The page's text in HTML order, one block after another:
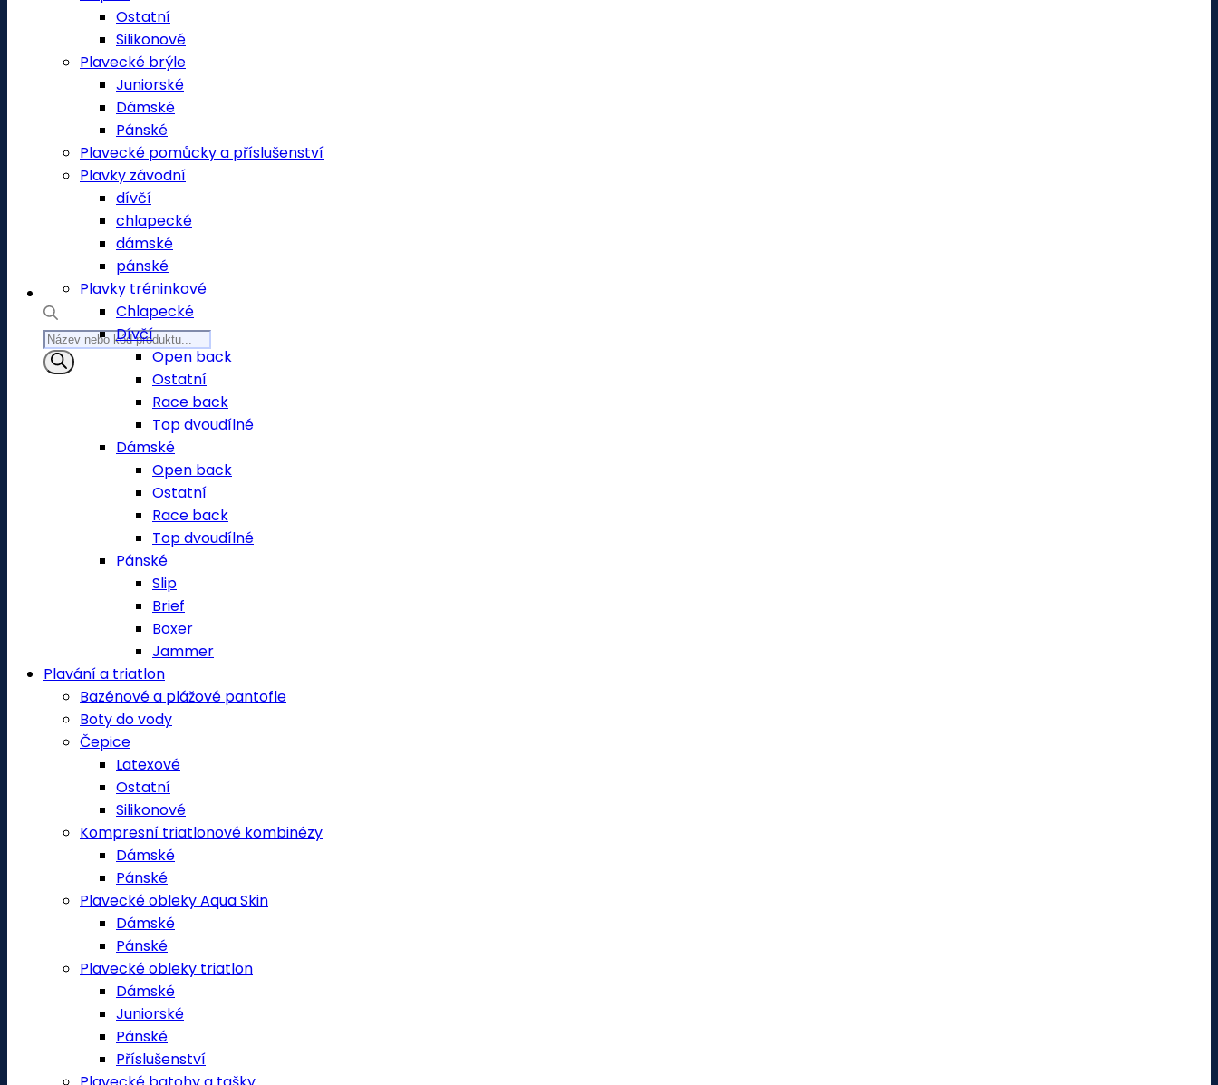
Products
search
Ostatní
Silikonové
Plavecké brýle
Juniorské
Dámské
Pánské
Plavecké pomůcky a příslušenství
Plavky závodní
dívčí
chlapecké
dámské
pánské
Plavky tréninkové
Chlapecké
Dívčí
Open back
Ostatní
Race back
Top dvoudílné
Dámské
Open back
Ostatní
Race back
Top dvoudílné
Pánské
Slip
Brief
Boxer
Jammer
Plavání a triatlon
Bazénové a plážové pantofle
Boty do vody
Čepice
Latexové
Ostatní
Silikonové
Kompresní triatlonové kombinézy
Dámské
Pánské
Plavecké obleky Aqua Skin
Dámské
Pánské
Plavecké obleky triatlon
Dámské
Juniorské
Pánské
Příslušenství